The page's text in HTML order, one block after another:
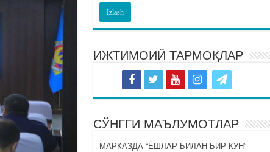
ИЖТИМОИЙ ТАРМОҚЛАР
СЎНГГИ МАЪЛУМОТЛАР
МАРКАЗДА “ЁШЛАР БИЛАН БИР КУН”